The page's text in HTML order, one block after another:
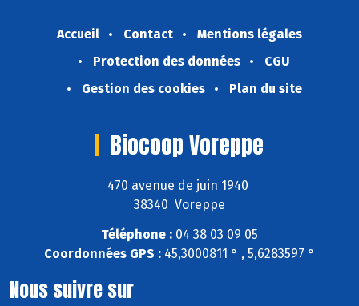
Accueil Contact
Mentions légales
Protection des données
CGU
Gestion des cookies
Plan du site
Biocoop Voreppe
470 avenue de juin 1940
38340 Voreppe
Téléphone : 04 38 03 09 05
Coordonnées GPS : 45,3000811 ° , 5,6283597 °
Nous suivre sur